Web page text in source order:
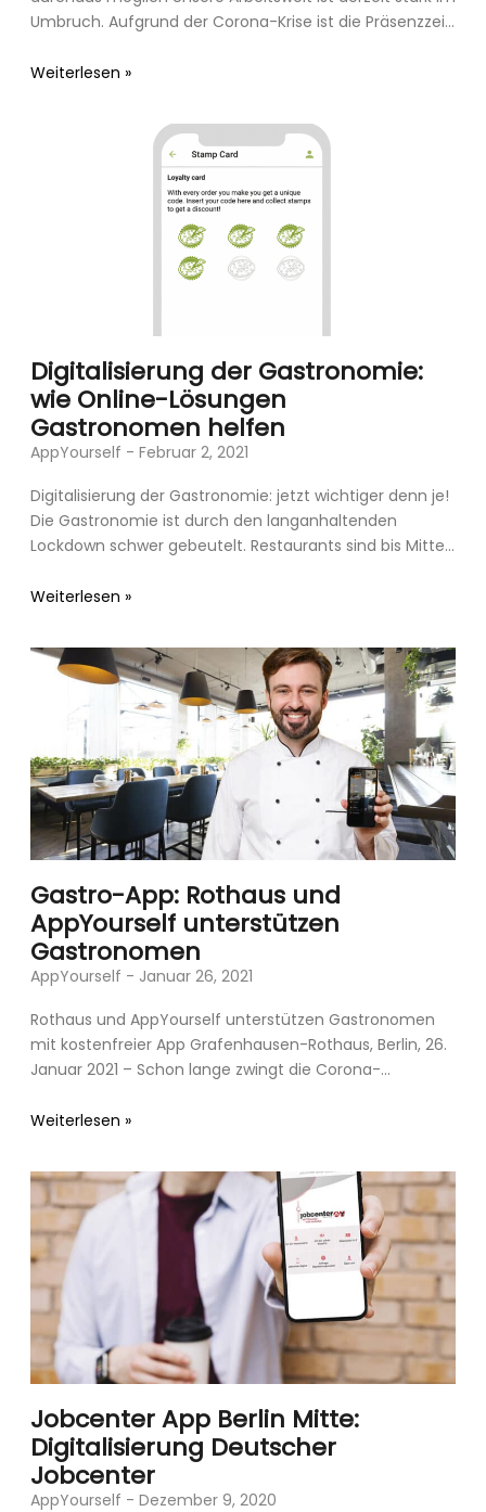
Umbruch. Aufgrund der Corona-Krise ist die Präsenzzeit
Weiterlesen »
Digitalisierung der Gastronomie:
wie Online-Lösungen
Gastronomen helfen
AppYourself
Februar 2, 2021
Digitalisierung der Gastronomie: jetzt wichtiger denn je!
Die Gastronomie ist durch den langanhaltenden
Lockdown schwer gebeutelt. Restaurants sind bis Mitte
Weiterlesen »
Gastro-App: Rothaus und
AppYourself unterstützen
Gastronomen
AppYourself
Januar 26, 2021
Rothaus und AppYourself unterstützen Gastronomen
mit kostenfreier App Grafenhausen-Rothaus, Berlin, 26.
Januar 2021 – Schon lange zwingt die Corona-
Lockdown. Um
Weiterlesen »
Jobcenter App Berlin Mitte:
Digitalisierung Deutscher
Jobcenter
AppYourself
Dezember 9, 2020